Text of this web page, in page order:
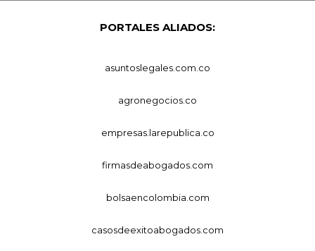
PORTALES ALIADOS:
asuntoslegales.com.co
agronegocios.co
empresas.larepublica.co
firmasdeabogados.com
bolsaencolombia.com
casosdeexitoabogados.com